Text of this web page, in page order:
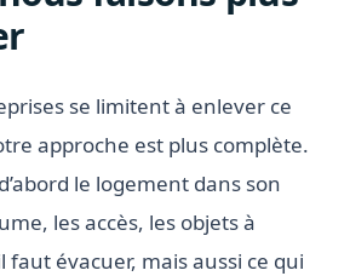
se limitent à enlever ce
approche est plus complète.
le logement dans son
les accès, les objets à
faut évacuer, mais aussi ce qui